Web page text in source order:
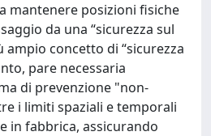
mantenere posizioni fisiche
da una “sicurezza sul
ampio concetto di “sicurezza
pare necessaria
di prevenzione "non-
i limiti spaziali e temporali
in fabbrica, assicurando